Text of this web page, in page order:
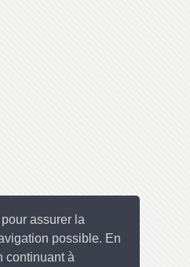
assurer la
possible. En
continuant à